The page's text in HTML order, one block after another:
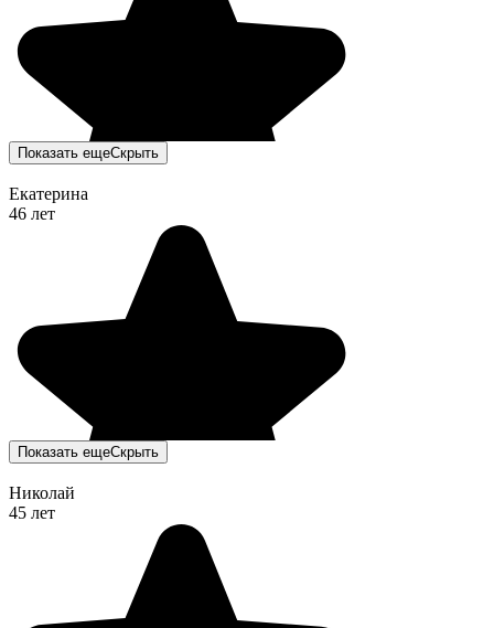
Показать ещеСкрыть
Екатерина
46 лет
Показать ещеСкрыть
Николай
45 лет